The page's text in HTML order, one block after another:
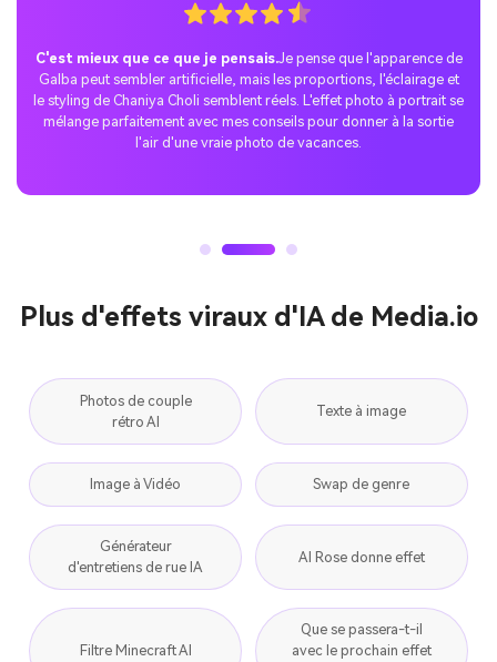
La surprise TikTok parfaite.J'AI essayé la tendance AI Galba
avec les conseils Gemini Galba et j'AI partagé les résultats sur
TikTok. Les réactions ont été incroyables – les gens ont adoré la
mise en scène réaliste de Dandia Night avec mon portrait
personnalisé AI, et le post est rapidement devenu viral.
Plus d'effets viraux d'IA de Media.io
Photos de couple
rétro AI
Texte à image
Image à Vidéo Swap de genre
Générateur
d'entretiens de rue IA
AI Rose donne effet
Filtre Minecraft AI
Que se passera-t-il
avec le prochain effet